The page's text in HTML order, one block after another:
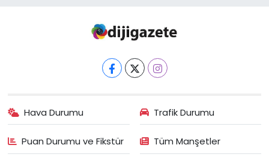
Hava Durumu Trafik Durumu
Puan Durumu ve Fikstür Tüm Manşetler